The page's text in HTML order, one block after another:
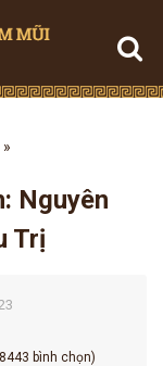
»
Nguyên
Trị
bình chọn)